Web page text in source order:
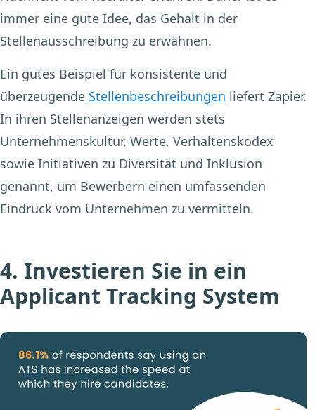
immer eine gute Idee, das Gehalt in der
Stellenausschreibung zu erwähnen.
Ein gutes Beispiel für konsistente und
überzeugende Stellenbeschreibungen liefert Zapier.
In ihren Stellenanzeigen werden stets
Unternehmenskultur, Werte, Verhaltenskodex
sowie Initiativen zu Diversität und Inklusion
genannt, um Bewerbern einen umfassenden
Eindruck vom Unternehmen zu vermitteln.
4. Investieren Sie in ein
Applicant Tracking System